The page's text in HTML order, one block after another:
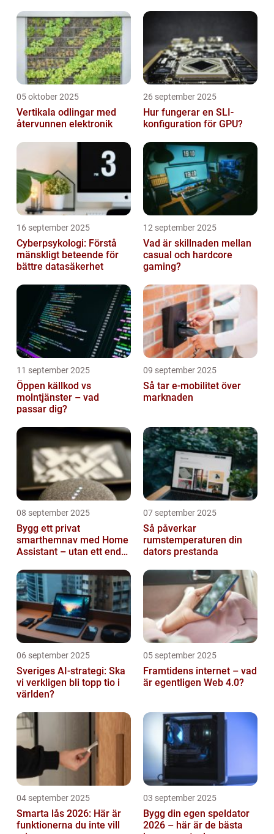
05 oktober 2025
Vertikala odlingar med
återvunnen elektronik
26 september 2025
Hur fungerar en SLI-
konfiguration för GPU?
16 september 2025
Cyberpsykologi: Förstå
mänskligt beteende för
bättre datasäkerhet
12 september 2025
Vad är skillnaden mellan
casual och hardcore
gaming?
11 september 2025
Öppen källkod vs
molntjänster – vad
passar dig?
09 september 2025
Så tar e-mobilitet över
marknaden
08 september 2025
Bygg ett privat
smarthemnav med Home
Assistant – utan ett enda
07 september 2025
Så påverkar
rumstemperaturen din
dators prestanda
06 september 2025
Sveriges AI-strategi: Ska
vi verkligen bli topp tio i
världen?
05 september 2025
Framtidens internet – vad
är egentligen Web 4.0?
04 september 2025
Smarta lås 2026: Här är
funktionerna du inte vill
03 september 2025
Bygg din egen speldator
2026 – här är de bästa